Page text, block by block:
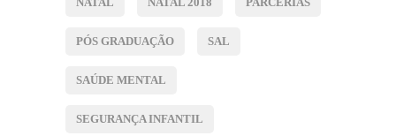
PÓS GRADUAÇÃO SAL
SAÚDE MENTAL
SEGURANÇA INFANTIL